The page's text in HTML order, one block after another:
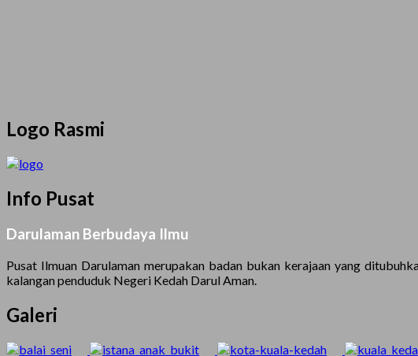
Logo Rasmi
Info Pusat
Darulaman Berbudaya Ilmu
Pusat Ilmuan Darulaman merupakan badan bukan kerajaan yang
kalangan penduduk Negeri Kedah Darul Aman.
Galeri